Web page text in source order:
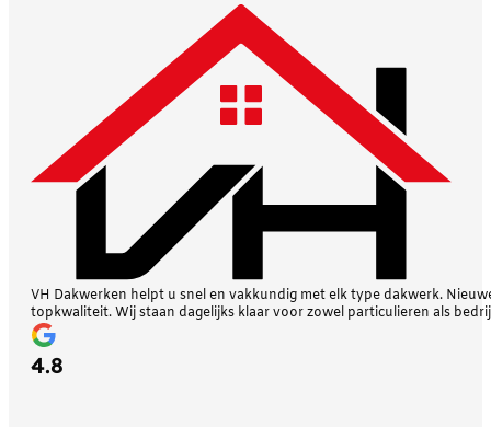
VH Dakwerken helpt u snel en vakkundig met elk type dakwerk.
topkwaliteit. Wij staan dagelijks klaar voor zowel particulieren als
4.8